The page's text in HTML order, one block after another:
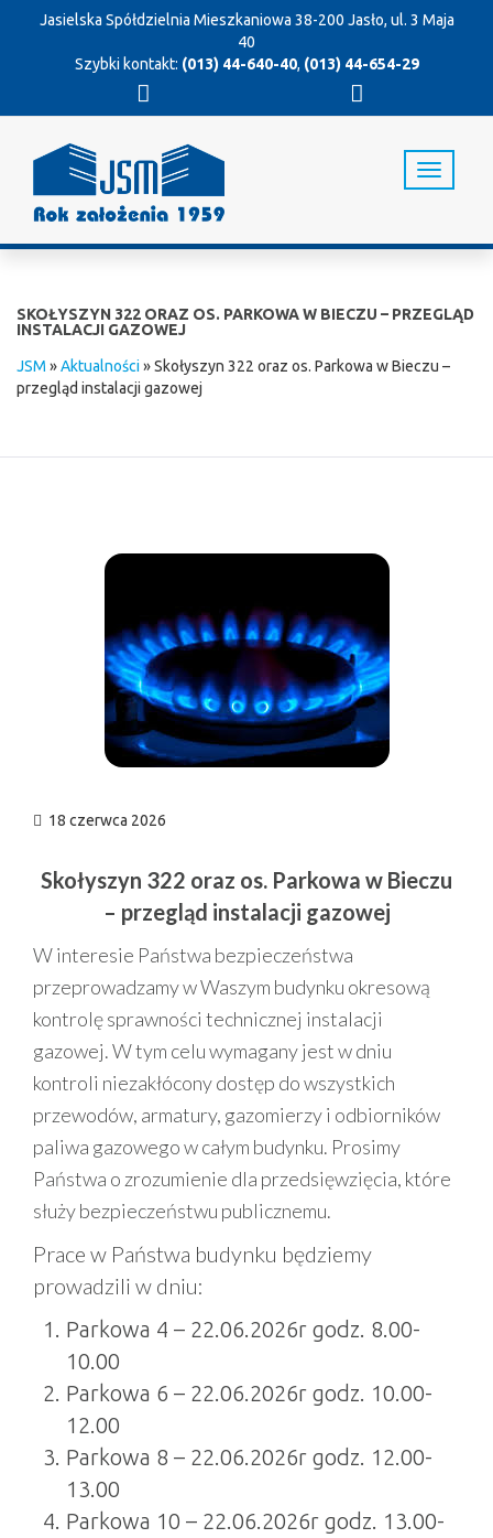
Jasielska Spółdzielnia Mieszkaniowa 38-200 Jasło, ul. 3 Maja
40
Szybki kontakt: (013) 44-640-40, (013) 44-654-29
T
o
i
i
SKOŁYSZYN 322 ORAZ OS. PARKOWA W BIECZU – PRZEGLĄD
INSTALACJI GAZOWEJ
JSM »Aktualności»Skołyszyn 322 oraz os. Parkowa w Bieczu –
przegląd instalacji gazowej
18 czerwca 2026
Skołyszyn 322 oraz os. Parkowa w Bieczu
– przegląd instalacji gazowej
W interesie Państwa bezpieczeństwa
przeprowadzamy w Waszym budynku okresową
kontrolę sprawności technicznej instalacji
gazowej. W tym celu wymagany jest w dniu
kontroli niezakłócony dostęp do wszystkich
przewodów, armatury, gazomierzy i odbiorników
paliwa gazowego w całym budynku. Prosimy
Państwa o zrozumienie dla przedsięwzięcia, które
służy bezpieczeństwu publicznemu.
Prace w Państwa budynku będziemy
prowadzili w dniu:
Parkowa 4 – 22.06.2026r godz. 8.00-
10.00
Parkowa 6 – 22.06.2026r godz. 10.00-
12.00
Parkowa 8 – 22.06.2026r godz. 12.00-
13.00
Parkowa 10 – 22.06.2026r godz. 13.00-